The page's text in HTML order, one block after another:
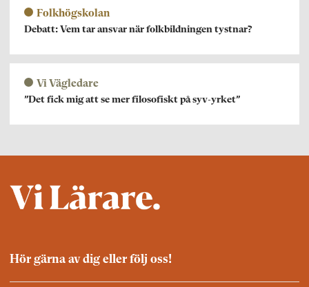
Folkhögskolan
Debatt: Vem tar ansvar när folkbildningen tystnar?
Vi Vägledare
”Det fick mig att se mer filosofiskt på syv-yrket”
Hör gärna av dig eller följ oss!